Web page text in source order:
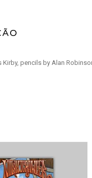
Kirby, pencils by Alan